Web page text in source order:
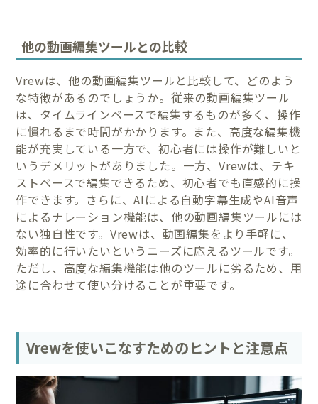
他の動画編集ツールとの比較
Vrewは、他の動画編集ツールと比較して、どのよう
な特徴があるのでしょうか。従来の動画編集ツール
は、タイムラインベースで編集するものが多く、操作
に慣れるまで時間がかかります。また、高度な編集機
能が充実している一方で、初心者には操作が難しいと
いうデメリットがありました。一方、Vrewは、テキ
ストベースで編集できるため、初心者でも直感的に操
作できます。さらに、AIによる自動字幕生成やAI音声
によるナレーション機能は、他の動画編集ツールには
ない独自性です。Vrewは、動画編集をより手軽に、
効率的に行いたいというニーズに応えるツールです。
ただし、高度な編集機能は他のツールに劣るため、用
途に合わせて使い分けることが重要です。
Vrewを使いこなすためのヒントと注意点